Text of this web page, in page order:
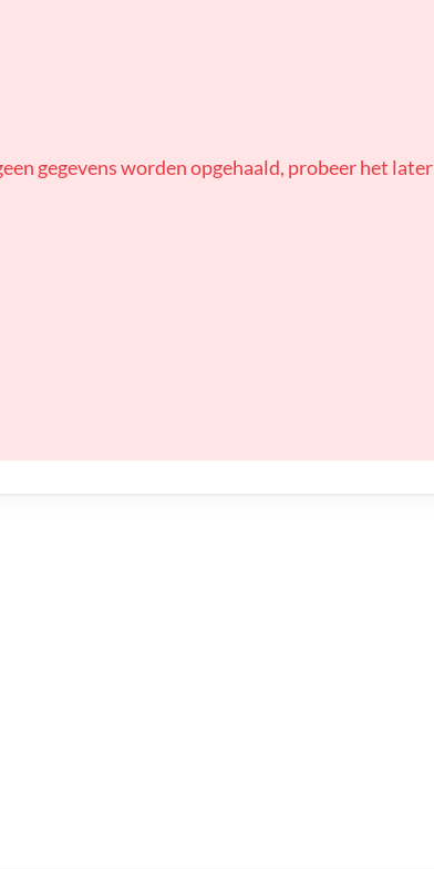
gegevens worden opgehaald, probeer het later